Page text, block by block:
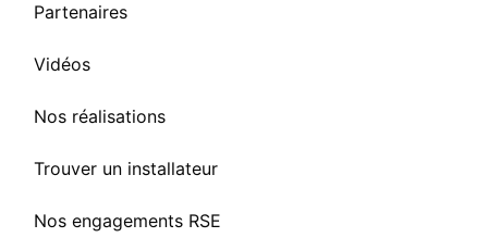
Partenaires
Vidéos
Nos réalisations
Trouver un installateur
Nos engagements RSE